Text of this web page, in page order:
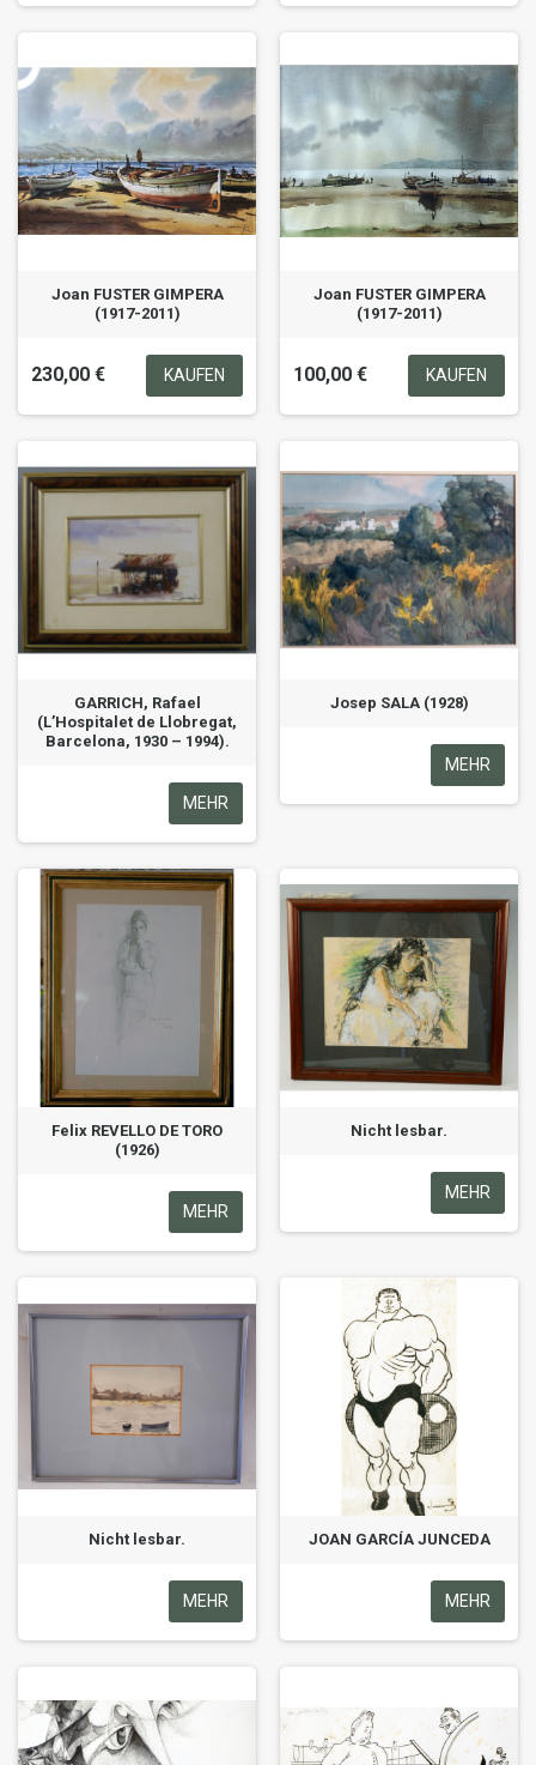
Joan FUSTER GIMPERA
(1917-2011)
230,00 € KAUFEN
Joan FUSTER GIMPERA
(1917-2011)
100,00 € KAUFEN
GARRICH, Rafael
(L’Hospitalet de Llobregat,
Barcelona, 1930 – 1994).
MEHR
Josep SALA (1928)
MEHR
Felix REVELLO DE TORO
(1926)
MEHR
Nicht lesbar.
MEHR
Nicht lesbar.
MEHR
JOAN GARCÍA JUNCEDA
MEHR